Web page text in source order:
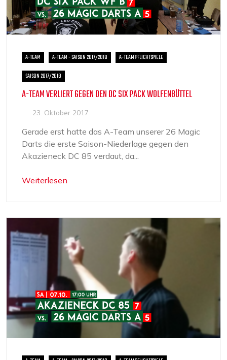
A-TEAM A-TEAM - SAISON 2017/2018 A-TEAM PFLICHTSPIELE
SAISON 2017/2018
A-TEAM VERLIERT GEGEN DEN DC SIX PACK WOLFENBÜTTEL
23. Oktober 2017
Gerade erst hatte das A-Team unserer 26 Magic
Darts die erste Saison-Niederlage gegen den
Akazieneck DC 85 verdaut, da...
Weiterlesen